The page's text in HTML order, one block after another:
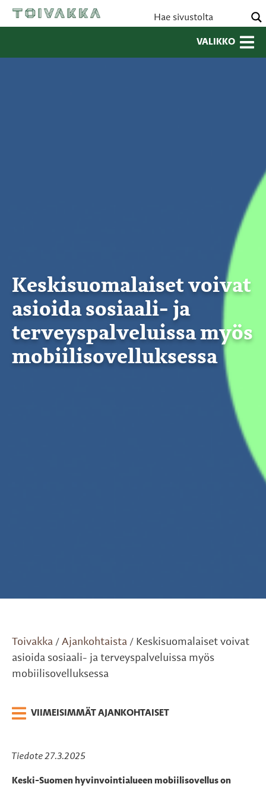
VALIKKO
Keskisuomalaiset voivat
asioida sosiaali- ja
terveyspalveluissa myös
mobiilisovelluksessa
Toivakka / Ajankohtaista / Keskisuomalaiset voivat
asioida sosiaali- ja terveyspalveluissa myös
mobiilisovelluksessa
VIIMEISIMMÄT AJANKOHTAISET
Tiedote 27.3.2025
Keski-Suomen hyvinvointialueen mobiilisovellus on